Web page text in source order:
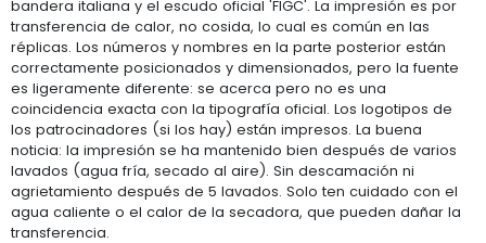
bandera italiana y el escudo oficial 'FIGC'. La impresión es por
transferencia de calor, no cosida, lo cual es común en las
réplicas. Los números y nombres en la parte posterior están
correctamente posicionados y dimensionados, pero la fuente
es ligeramente diferente: se acerca pero no es una
coincidencia exacta con la tipografía oficial. Los logotipos de
los patrocinadores (si los hay) están impresos. La buena
noticia: la impresión se ha mantenido bien después de varios
lavados (agua fría, secado al aire). Sin descamación ni
agrietamiento después de 5 lavados. Solo ten cuidado con el
agua caliente o el calor de la secadora, que pueden dañar la
transferencia.